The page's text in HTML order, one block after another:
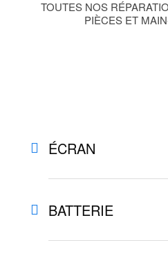
TOUTES NOS
PIÈCES ET
ÉCRAN
BATTERIE